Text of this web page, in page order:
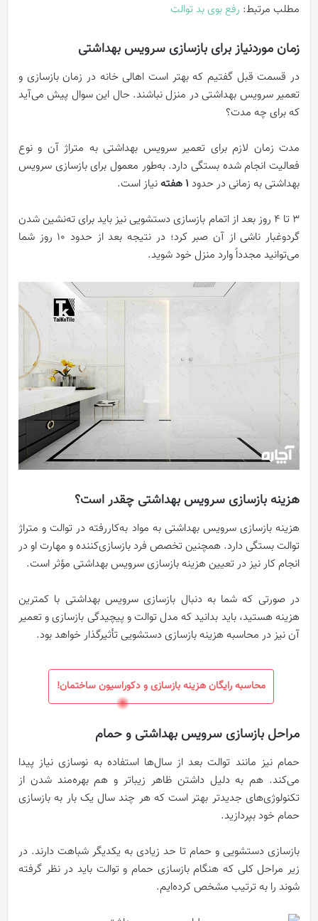
مطلب مرتبط: رفع بوی بد توالت
زمان موردنیاز برای بازسازی سرویس بهداشتی
در قسمت قبل گفتیم که بهتر است اهالی خانه در زمان بازسازی و
تعمیر سرویس بهداشتی در منزل نباشند. حال این سوال پیش می‌آید
که برای چه مدت؟
مدت زمان لازم برای تعمیر سرویس بهداشتی به متراژ آن و نوع
فعالیت انجام شده بستگی دارد. به‌طور معمول برای بازسازی سرویس
بهداشتی به زمانی در حدود 1 هفته نیاز است.
3 تا 4 روز بعد از اتمام بازسازی دستشویی نیز باید برای ته‌نشین شدن
گردوغبار ناشی از آن صبر کرد؛ در نتیجه بعد از حدود 10 روز شما
می‌توانید مجدداً وارد منزل خود شوید.
هزینه بازسازی سرویس بهداشتی چقدر است؟
هزینه بازسازی سرویس بهداشتی به مواد به‌کاررفته در توالت و متراژ
توالت بستگی دارد. همچنین تخصص فرد بازسازی‌کننده و مهارت او در
انجام کار نیز در تعیین هزینه بازسازی سرویس بهداشتی مؤثر است.
در صورتی که شما به دنبال بازسازی سرویس بهداشتی با کمترین
هزینه هستید، باید بدانید که مدل توالت و پیچیدگی بازسازی و تعمیر
آن نیز در محاسبه هزینه بازسازی دستشویی تأثیرگذار خواهد بود.
محاسبه رایگان هزینه بازسازی و دکوراسیون ساختمان!
مراحل بازسازی سرویس بهداشتی و حمام
حمام نیز مانند توالت بعد از سال‌ها استفاده به نوسازی نیاز پیدا
می‌کند. هم به دلیل داشتن ظاهر زیباتر و هم بهره‌مند شدن از
تکنولوژی‌های جدیدتر بهتر است که هر چند سال یک بار به بازسازی
حمام خود بپردازید.
بازسازی دستشویی و حمام تا حد زیادی به یکدیگر شباهت دارند. در
زیر مراحل کلی که هنگام بازسازی حمام و توالت باید در نظر گرفته
شوند را به ترتیب مشخص کرده‌ایم.